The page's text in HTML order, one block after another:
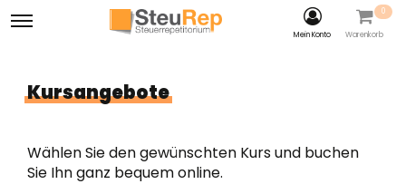
Mein Konto Warenkorb
0
Kursangebote
​Wählen Sie den gewünschten Kurs und buchen
Sie Ihn ganz bequem online.